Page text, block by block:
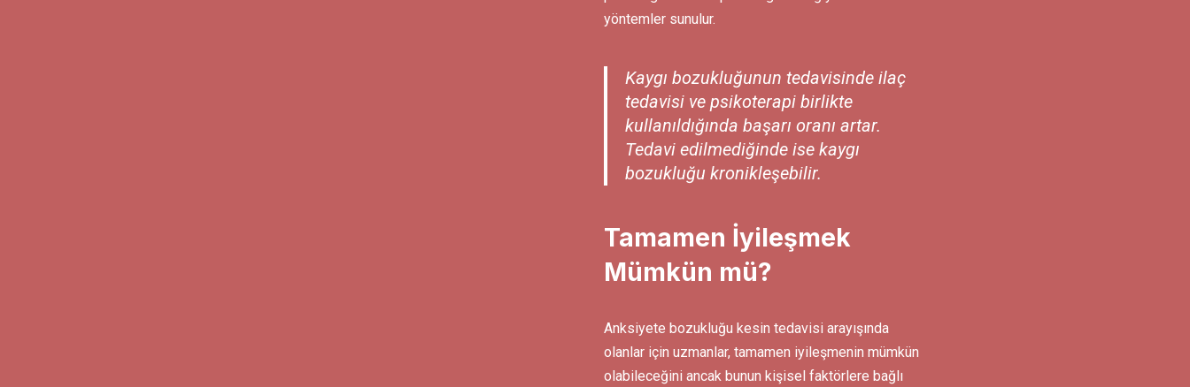
yöntemler sunulur.
Kaygı bozukluğunun tedavisinde ilaç
tedavisi ve psikoterapi birlikte
kullanıldığında başarı oranı artar.
Tedavi edilmediğinde ise kaygı
bozukluğu kronikleşebilir.
Tamamen İyileşmek
Mümkün mü?
Anksiyete bozukluğu kesin tedavisi arayışında
olanlar için uzmanlar, tamamen iyileşmenin mümkün
olabileceğini ancak bunun kişisel faktörlere bağlı